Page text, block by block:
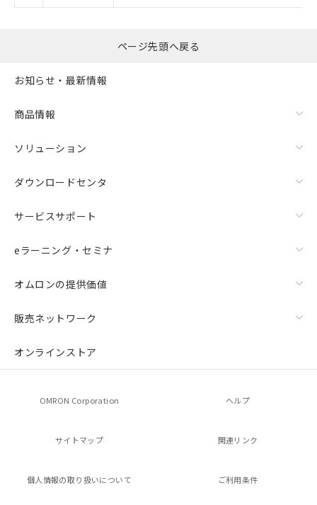
ページ先頭へ戻る
お知らせ・最新情報
商品情報
ソリューション
ダウンロードセンタ
サービスサポート
eラーニング・セミナ
オムロンの提供価値
販売ネットワーク
オンラインストア
OMRON Corporation ヘルプ
サイトマップ 関連リンク
個人情報の取り扱いについて ご利用条件